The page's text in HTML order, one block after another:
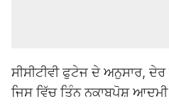
ਸੀਸੀਟੀਵੀ ਫੁਟੇਜ ਦੇ ਅਨੁਸਾਰ,
ਜਿਸ ਵਿੱਚ ਤਿੰਨ ਨਕਾਬਪੋਸ਼